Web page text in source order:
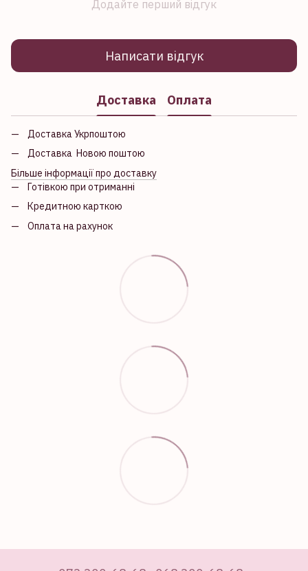
Додайте перший відгук
Написати відгук
Доставка Оплата
Доставка Укрпоштою
Доставка Новою поштою
Більше інформації про доставку
Готівкою при отриманні
Кредитною карткою
Оплата на рахунок